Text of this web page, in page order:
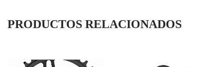
PRODUCTOS RELACIONADOS